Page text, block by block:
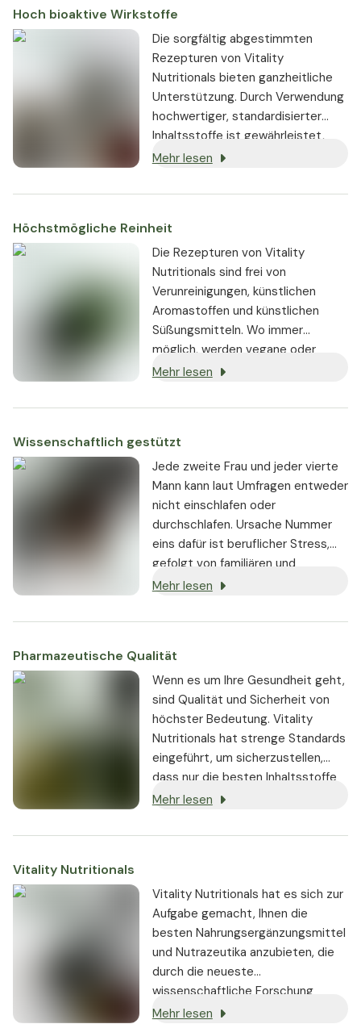
Hoch bioaktive Wirkstoffe
Die sorgfältig abgestimmten
Rezepturen von Vitality
Nutritionals bieten ganzheitliche
Unterstützung. Durch Verwendung
hochwertiger, standardisierter
Inhaltsstoffe ist gewährleistet,
dass sie stets in gleichbleibender,
enthalten sind.
Mehr lesen
Höchstmögliche Reinheit
Die Rezepturen von Vitality
Nutritionals sind frei von
Verunreinigungen, künstlichen
Aromastoffen und künstlichen
Süßungsmitteln. Wo immer
möglich, werden vegane oder
vegetarische Zutaten verwendet,
gentechnikfrei.
Mehr lesen
Wissenschaftlich gestützt
Jede zweite Frau und jeder vierte
Mann kann laut Umfragen entweder
nicht einschlafen oder
durchschlafen. Ursache Nummer
eins dafür ist beruflicher Stress,
gefolgt von familiären und
gesundheitlichen Problemen.
Mehr lesen
Pharmazeutische Qualität
Wenn es um Ihre Gesundheit geht,
sind Qualität und Sicherheit von
höchster Bedeutung. Vitality
Nutritionals hat strenge Standards
eingeführt, um sicherzustellen,
dass nur die besten Inhaltsstoffe
von seriösen Lieferanten bezogen
werden:
Mehr lesen
Vitality Nutritionals
Vitality Nutritionals hat es sich zur
Aufgabe gemacht, Ihnen die
besten Nahrungsergänzungsmittel
und Nutrazeutika anzubieten, die
durch die neueste
wissenschaftliche Forschung
gestützt werden und nachweislich
Mehr lesen